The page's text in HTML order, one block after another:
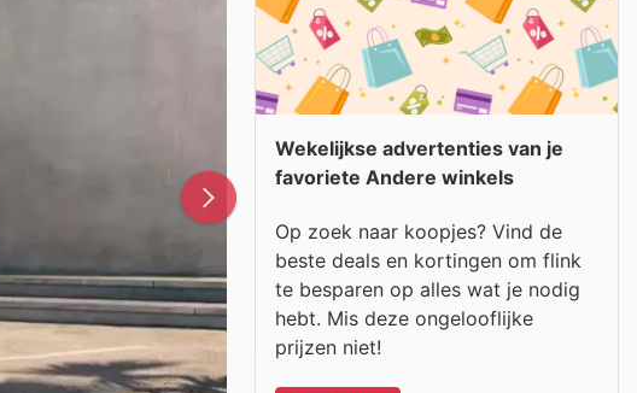
Wekelijkse advertenties van je
favoriete Andere winkels
Op zoek naar koopjes? Vind de
beste deals en kortingen om flink
te besparen op alles wat je nodig
hebt. Mis deze ongelooflijke
prijzen niet!